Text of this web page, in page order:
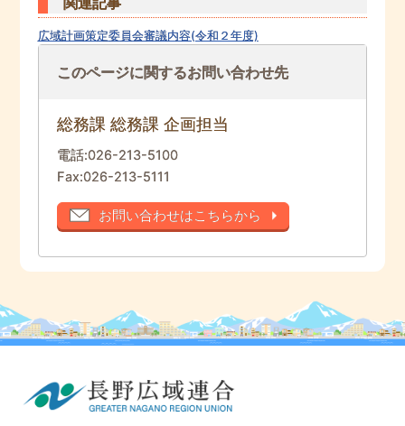
広域計画策定委員会審議内容(令和２年度)
このページに関するお問い合わせ先
総務課 総務課 企画担当
電話:026-213-5100
Fax:026-213-5111
お問い合わせはこちらから